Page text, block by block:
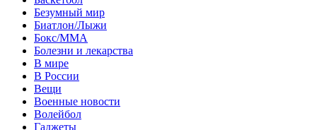
Безумный мир
Биатлон/Лыжи
Бокс/MMA
Болезни и лекарства
В мире
В России
Вещи
Военные новости
Волейбол
Гаджеты